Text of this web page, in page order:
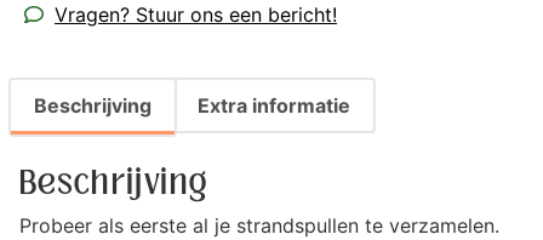
Vragen? Stuur ons een bericht!
Beschrijving Extra informatie
Beschrijving
Probeer als eerste al je strandspullen te verzamelen.